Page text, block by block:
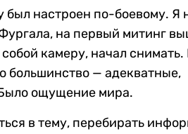
был настроен по-боевому. Я
на первый митинг
камеру, начал
большинство — адекватные,
ощущение мира.
в тему, перебирать